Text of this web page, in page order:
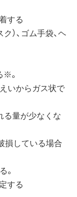
する
）、ゴム手袋、ヘ
※。
いからガス状で
る量が少なくな
損している場合
。
する